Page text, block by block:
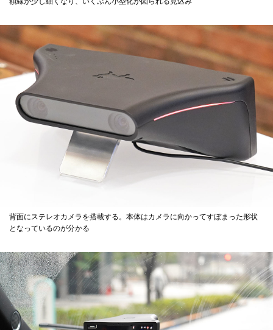
背面にステレオカメラを搭載する。本体はカメラに向かってすぼまった形状
となっているのが分かる